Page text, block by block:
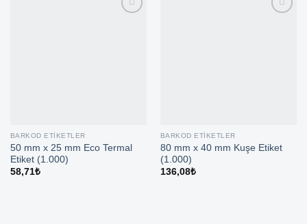
BARKOD ETIKETLER
50 mm x 25 mm Eco Termal
Etiket (1.000)
58,71₺
BARKOD ETIKETLER
80 mm x 40 mm Kuşe Etiket
(1.000)
136,08₺